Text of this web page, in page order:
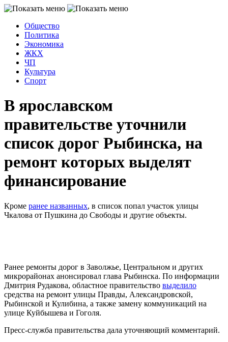
Общество
Политика
Экономика
ЖКХ
ЧП
Культура
Спорт
В ярославском
правительстве уточнили
список дорог Рыбинска, на
ремонт которых выделят
финансирование
Кроме ранее названных, в список попал участок улицы
Чкалова от Пушкина до Свободы и другие объекты.
Ранее ремонты дорог в Заволжье, Центральном и других
микрорайонах анонсировал глава Рыбинска. По информации
Дмитрия Рудакова, областное правительство выделило
средства на ремонт улицы Правды, Александровской,
Рыбинской и Кулибина, а также замену коммуникаций на
улице Куйбышева и Гоголя.
Пресс-служба правительства дала уточняющий комментарий.